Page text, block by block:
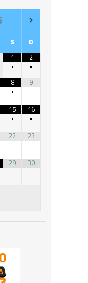
S D
1
•
2
•
8
•
9
15
•
16
•
22 23
29 30